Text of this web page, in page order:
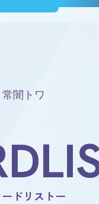
常闇トワ
ドリストー